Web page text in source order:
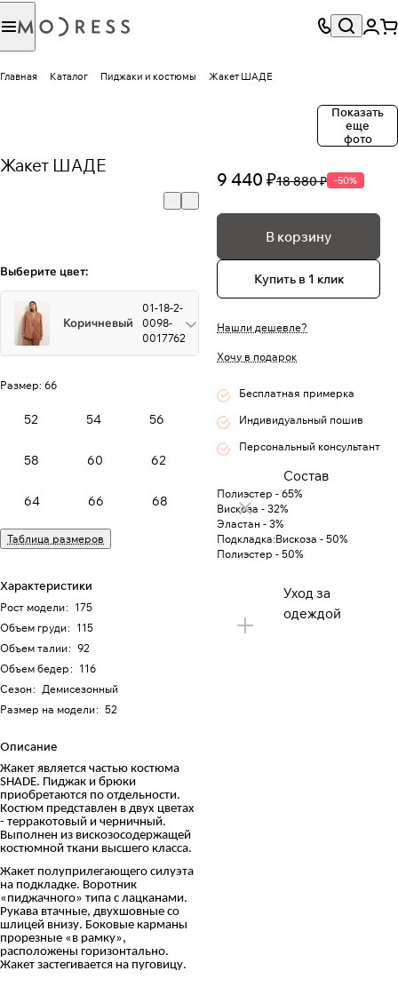
Главная Каталог Пиджаки и костюмы Жакет ШАДЕ
Показать
еще
фото
Жакет ШАДЕ
Выберите цвет:
Коричневый
01-18-2-
0098-
0017762
Размер: 66
52 54 56
58 60 62
64 66 68
Таблица размеров
Характеристики
Рост модели: 175
Объем груди: 115
Объем талии: 92
Объем бедер: 116
Сезон: Демисезонный
Размер на модели: 52
Описание
Жакет является частью костюма
SHADE. Пиджак и брюки
приобретаются по отдельности.
Костюм представлен в двух цветах
- терракотовый и черничный.
Выполнен из вискозосодержащей
костюмной ткани высшего класса.
Жакет полуприлегающего силуэта
на подкладке. Воротник
«пиджачного» типа с лацканами.
Рукава втачные, двухшовные со
шлицей внизу. Боковые карманы
прорезные «в рамку»,
расположены горизонтально.
Жакет застегивается на пуговицу.
9 440 ₽18 880 ₽ -50%
В корзину
Купить в 1 клик
Нашли дешевле?
Хочу в подарок
Бесплатная примерка
Индивидуальный пошив
Персональный консультант
Состав
Полиэстер - 65%
Вискоза - 32%
Эластан - 3%
Подкладка:Вискоза - 50%
Полиэстер - 50%
Уход за
одеждой